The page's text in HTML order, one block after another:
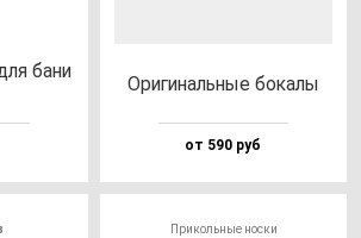
ба­ни
Ори­ги­наль­ные бо­ка­лы
от 590 руб
Прикольные носки